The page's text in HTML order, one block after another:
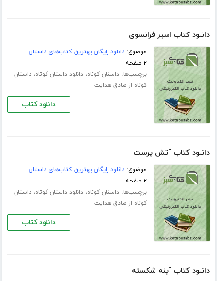
دانلود کتاب اسیر فرانسوی
موضوع:دانلود رایگان بهترین کتاب‌های داستان
۲ صفحه
برچسب‌ها:داستان کوتاه،دانلود داستان کوتاه،داستان
کوتاه از صادق هدایت
دانلود کتاب
دانلود کتاب آتش پرست
موضوع:دانلود رایگان بهترین کتاب‌های داستان
۲ صفحه
برچسب‌ها:داستان کوتاه،دانلود داستان کوتاه،داستان
کوتاه از صادق هدایت
دانلود کتاب
دانلود کتاب آینه شکسته